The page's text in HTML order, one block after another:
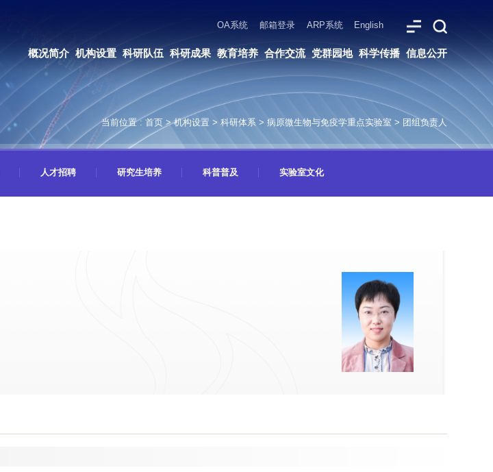
English
当前位置 : 首页 >机构设置 > 科研体系> 病原微生物与免疫学重点实验室 > 团组负责人
人才招聘 研究生培养 科普普及 实验室文化